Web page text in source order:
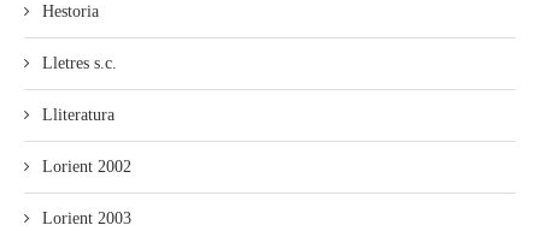
Hestoria
Lletres s.c.
Lliteratura
Lorient 2002
Lorient 2003